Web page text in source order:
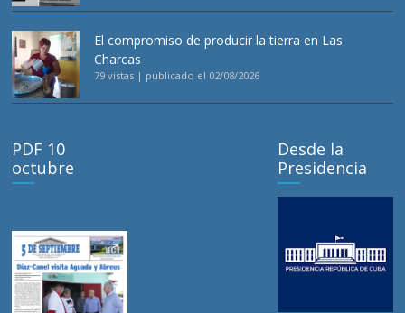
El compromiso de producir la tierra en Las
Charcas
79 vistas | publicado el 02/08/2026
PDF 10
octubre
Desde la
Presidencia